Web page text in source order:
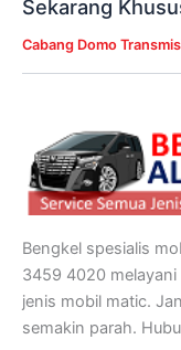
Sekarang
Cabang Domo
Bengkel spesialis
3459 4020
jenis mobil matic.
semakin parah.